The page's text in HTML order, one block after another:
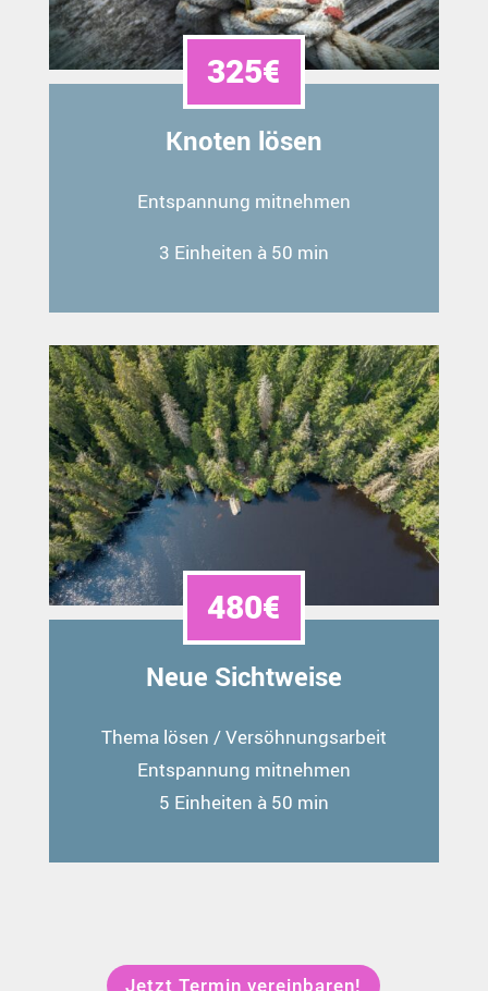
325€
Knoten lösen
Entspannung mitnehmen
3 Einheiten à 50 min
480€
Neue Sichtweise
Thema lösen / Versöhnungsarbeit
Entspannung mitnehmen
5 Einheiten à 50 min
Jetzt Termin vereinbaren!